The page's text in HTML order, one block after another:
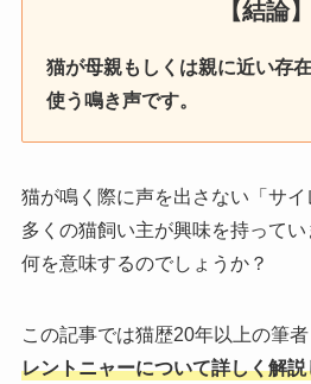
【結論】
猫が母親もしくは親に近い存
使う鳴き声です。
猫が鳴く際に声を出さない「サイ
多くの猫飼い主が興味を持って
何を意味するのでしょうか？
この記事では猫歴20年以上の筆者
レントニャーについて詳しく解説